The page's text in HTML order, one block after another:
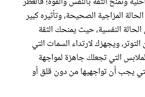
المزاجية الصحيحة، وتأثيره كبير
النفسية، حيث يمنحك الثقة
ويجهزك لارتداء السمات التي
التي تجعلك جاهزة لمواجهة
يجب أن تواجهيها من دون قلق أو